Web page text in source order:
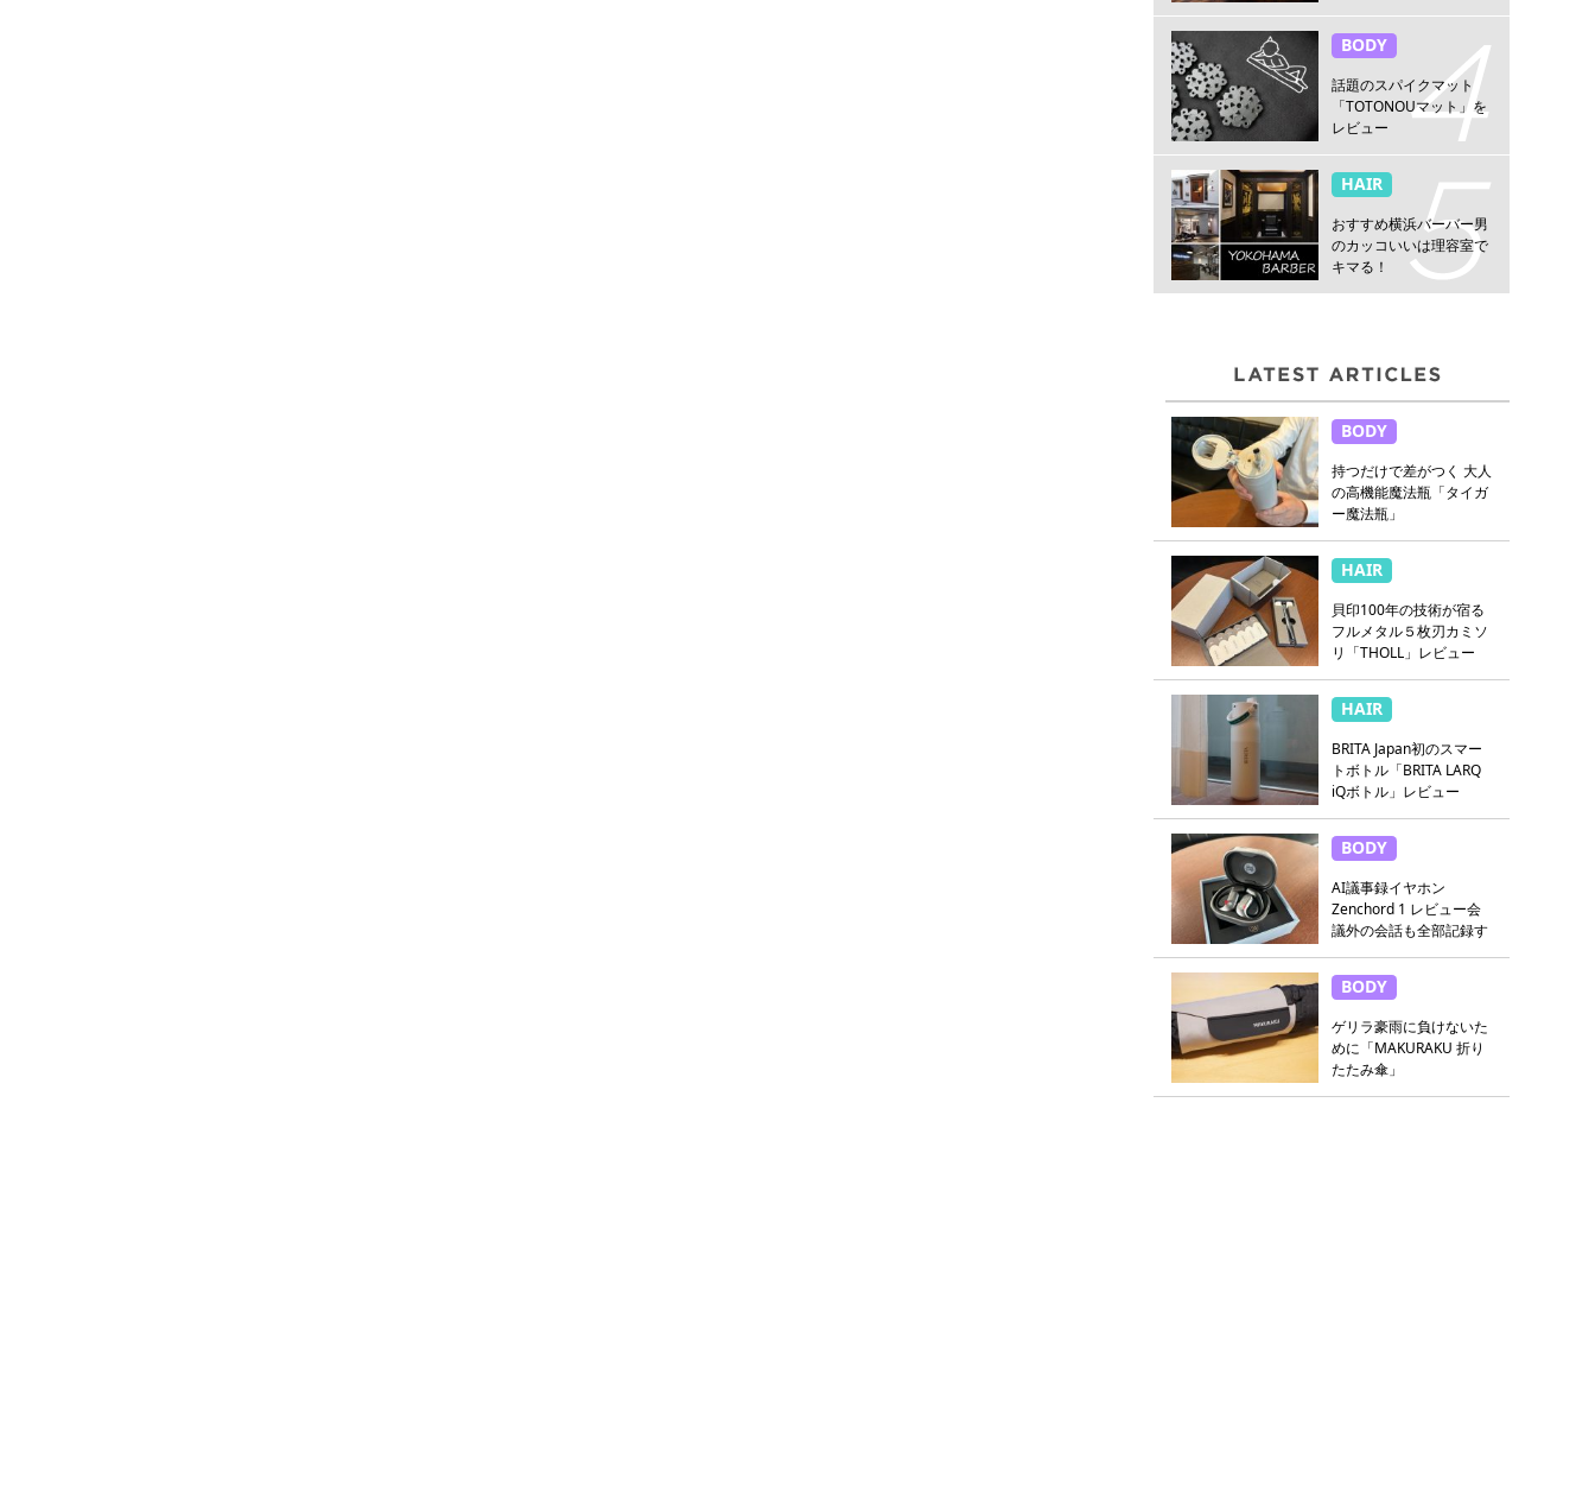
野」
BODY
話題のスパイクマット
「TOTONOUマット」を
レビュー
HAIR
おすすめ横浜バーバー男
のカッコいいは理容室で
キマる！
BODY
持つだけで差がつく 大人
の高機能魔法瓶「タイガ
ー魔法瓶」
HAIR
貝印100年の技術が宿る
フルメタル５枚刃カミソ
リ「THOLL」レビュー
HAIR
BRITA Japan初のスマー
トボトル「BRITA LARQ
iQボトル」レビュー
BODY
AI議事録イヤホン
Zenchord 1 レビュー会
議外の会話も全部記録す
BODY
ゲリラ豪雨に負けないた
めに「MAKURAKU 折り
たたみ傘」